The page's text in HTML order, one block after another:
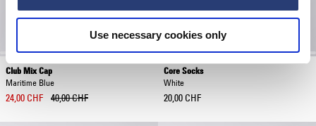
Use necessary cookies only
Club Mix Cap
Maritime Blue
24,00 CHF 40,00 CHF
Core Socks
White
20,00 CHF